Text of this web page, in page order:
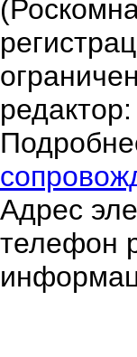
Адрес
телефон